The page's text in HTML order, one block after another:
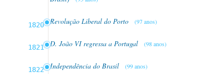
1820 Revolução Liberal do Porto (97 anos)
1821 D. João VI regressa a Portugal (98 anos)
1822 Independência do Brasil (99 anos)